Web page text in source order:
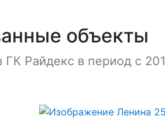
объекты
Райдекс в период с